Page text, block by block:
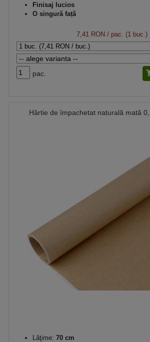
Finisaj lucios
O singură față
7,41 RON / pac. (1 buc.)
pac.
Hârtie de împachetat naturală mată
Lăţime: 70 cm